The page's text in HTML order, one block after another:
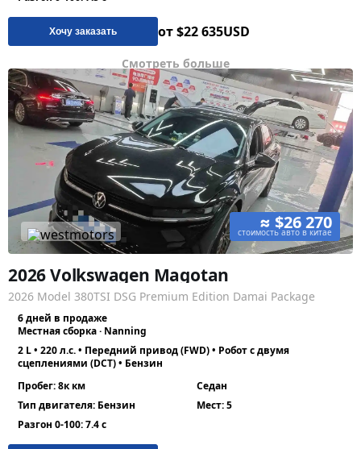
Хочу заказать от $22 635USD
Смотреть больше
≈ $26 270
стоимость авто в китае
2026 Volkswagen Magotan
2026 Model 380TSI DSG Premium Edition Damai Package
6 дней в продаже
Местная сборка · Nanning
2 L • 220 л.с. • Передний привод (FWD) • Робот с двумя
сцеплениями (DCT) • Бензин
Пробег: 8к км
Седан
Тип двигателя: Бензин
Мест: 5
Разгон 0-100: 7.4 с